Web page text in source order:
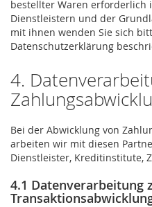
bestellter Waren erforderlich
Dienstleistern und der
mit ihnen wenden Sie sich
Datenschutzerklärung
4.
Bei der Abwicklung von
arbeiten wir mit diesen
Dienstleister, Kreditinstitute,
4.1 Datenverarbeitung